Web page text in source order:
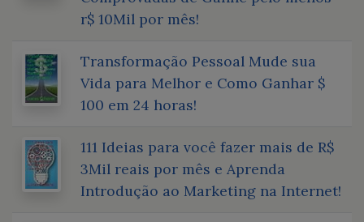
r$ 10Mil por mês!
Transformação Pessoal Mude sua
Vida para Melhor e Como Ganhar $
100 em 24 horas!
111 Ideias para você fazer mais de R$
3Mil reais por mês e Aprenda
Introdução ao Marketing na Internet!